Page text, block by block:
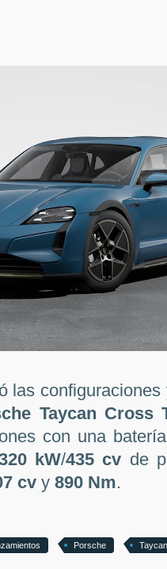
las configuraciones
Taycan Cross
con una
kW/435 cv de
cv y 890 Nm.
Porsche Taycan